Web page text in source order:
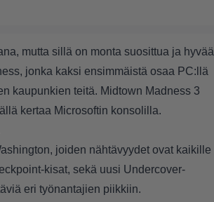
mutta sillä on monta suosittua ja hyvää
jonka kaksi ensimmäistä osaa PC:llä
kaupunkien teitä. Midtown Madness 3
kertaa Microsoftin konsolilla.
joiden nähtävyydet ovat kaikille
kisat, sekä uusi Undercover-
eri työnantajien piikkiin.